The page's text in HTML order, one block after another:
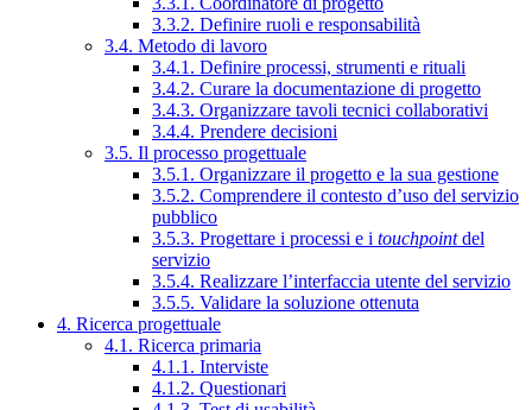
3.3.2. Definire ruoli e responsabilità
3.4. Metodo di lavoro
3.4.1. Definire processi, strumenti e rituali
3.4.2. Curare la documentazione di progetto
3.4.3. Organizzare tavoli tecnici collaborativi
3.4.4. Prendere decisioni
3.5. Il processo progettuale
3.5.1. Organizzare il progetto e la sua gestione
3.5.2. Comprendere il contesto d’uso del servizio
pubblico
3.5.3. Progettare i processi e i touchpointdel
servizio
3.5.4. Realizzare l’interfaccia utente del servizio
3.5.5. Validare la soluzione ottenuta
4. Ricerca progettuale
4.1. Ricerca primaria
4.1.1. Interviste
4.1.2. Questionari